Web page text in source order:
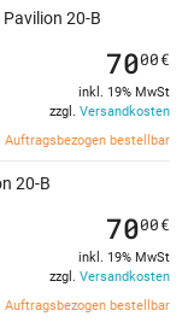
20-B
Auftragsbezogen bestellbar
7000€
inkl. 19% MwSt
zzgl. Versandkosten
20-B
Auftragsbezogen bestellbar
7000€
inkl. 19% MwSt
zzgl. Versandkosten